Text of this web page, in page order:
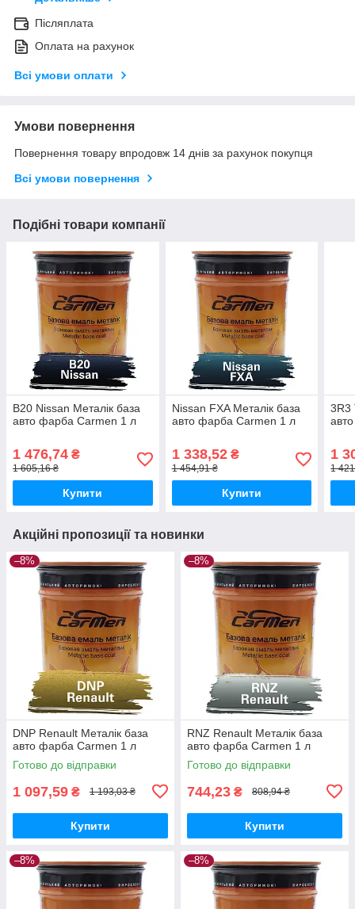
Післяплата
Оплата на рахунок
Всі умови оплати
Умови повернення
Повернення товару впродовж 14 днів за рахунок покупця
Всі умови повернення
Подібні товари компанії
B20 Nissan Металік база
авто фарба Carmen 1 л
1 476,74 ₴
1 605,16 ₴
Купити
Nissan FXA Металік база
авто фарба Carmen 1 л
1 338,52₴
1 454,91 ₴
Купити
3R3
1
1
Акційні пропозиції та новинки
–8%
DNP Renault Металік база
авто фарба Carmen 1 л
Готово до відправки
1 097,59 ₴ 1 193,03 ₴
Купити
–8%
RNZ Renault Металік база
авто фарба Carmen 1 л
Готово до відправки
744,23 ₴ 808,94 ₴
Купити
–8% –8%